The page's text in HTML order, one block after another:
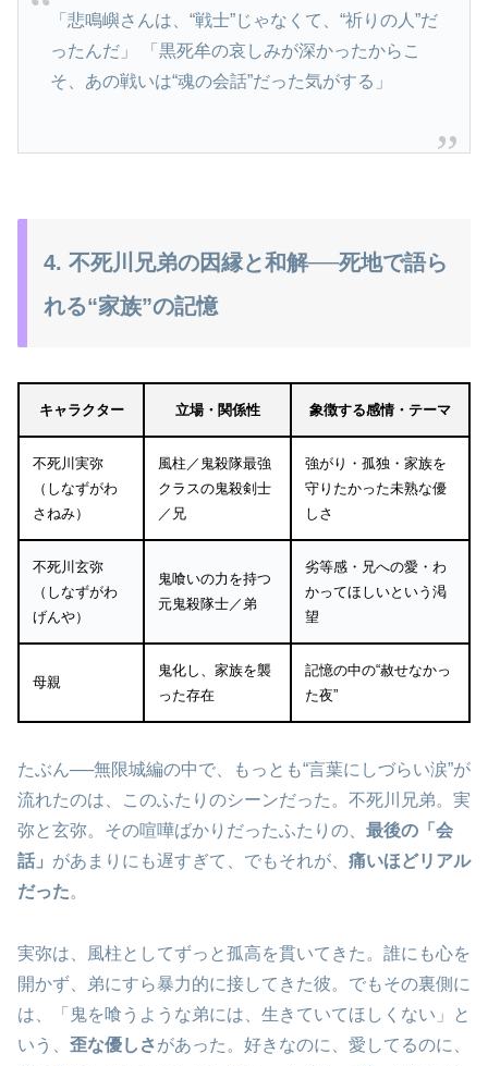
「悲鳴嶼さんは、“戦士”じゃなくて、“祈りの人”だ
ったんだ」 「黒死牟の哀しみが深かったからこ
そ、あの戦いは“魂の会話”だった気がする」
4. 不死川兄弟の因縁と和解──死地で語ら
れる“家族”の記憶
キャラクター 立場・関係性 象徴する感情・テーマ
不死川実弥
（しなずがわ
さねみ）
風柱／鬼殺隊最強
クラスの鬼殺剣士
／兄
強がり・孤独・家族を
守りたかった未熟な優
しさ
不死川玄弥
（しなずがわ
げんや）
鬼喰いの力を持つ
元鬼殺隊士／弟
劣等感・兄への愛・わ
かってほしいという渇
望
母親
鬼化し、家族を襲
った存在
記憶の中の“赦せなかっ
た夜”
たぶん──無限城編の中で、もっとも“言葉にしづらい涙”が
流れたのは、このふたりのシーンだった。不死川兄弟。実
弥と玄弥。その喧嘩ばかりだったふたりの、 最後の「会
話」 があまりにも遅すぎて、でもそれが、 痛いほどリアル
だった。
実弥は、風柱としてずっと孤高を貫いてきた。誰にも心を
開かず、弟にすら暴力的に接してきた彼。でもその裏側に
は、「鬼を喰うような弟には、生きていてほしくない」と
いう、 歪な優しさがあった。好きなのに、愛してるのに、